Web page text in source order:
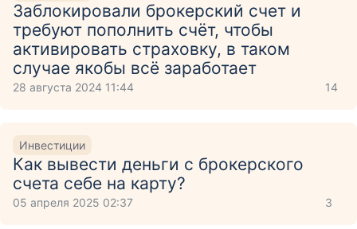
Заблокировали брокерский счет и
требуют пополнить счёт, чтобы
активировать страховку, в таком
случае якобы всё заработает
28 августа 2024 11:44 14
Инвестиции
Как вывести деньги с брокерского
счета себе на карту?
05 апреля 2025 02:37 3